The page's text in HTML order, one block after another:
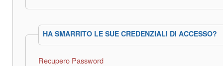
HA SMARRITO LE SUE CREDENZIALI DI ACCESSO?
Recupero Password